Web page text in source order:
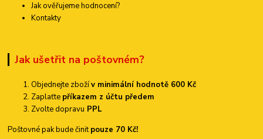
Jak ověřujeme hodnocení?
Kontakty
Jak ušetřit na poštovném?
Objednejte zbožív minimální hodnotě 600 Kč
Zaplaťte příkazem z účtu předem
Zvolte dopravu PPL
Poštovné pak bude činitpouze 70 Kč!